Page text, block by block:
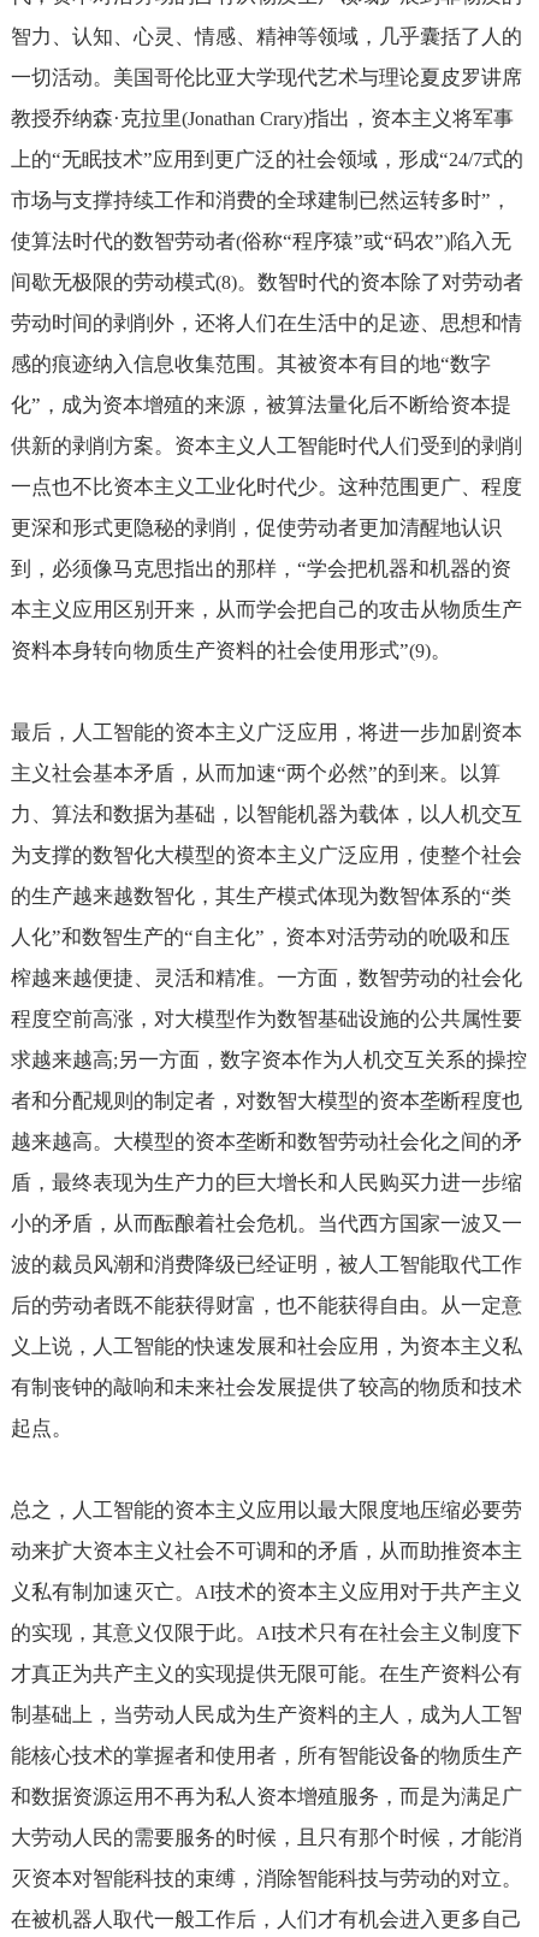
智力、认知、心灵、情感、精神等领域，几乎囊括了人的
一切活动。美国哥伦比亚大学现代艺术与理论夏皮罗讲席
教授乔纳森·克拉里(Jonathan Crary)指出，资本主义将军事
上的“无眠技术”应用到更广泛的社会领域，形成“24/7式的
市场与支撑持续工作和消费的全球建制已然运转多时”，
使算法时代的数智劳动者(俗称“程序猿”或“码农”)陷入无
间歇无极限的劳动模式(8)。数智时代的资本除了对劳动者
劳动时间的剥削外，还将人们在生活中的足迹、思想和情
感的痕迹纳入信息收集范围。其被资本有目的地“数字
化”，成为资本增殖的来源，被算法量化后不断给资本提
供新的剥削方案。资本主义人工智能时代人们受到的剥削
一点也不比资本主义工业化时代少。这种范围更广、程度
更深和形式更隐秘的剥削，促使劳动者更加清醒地认识
到，必须像马克思指出的那样，“学会把机器和机器的资
本主义应用区别开来，从而学会把自己的攻击从物质生产
资料本身转向物质生产资料的社会使用形式”(9)。
最后，人工智能的资本主义广泛应用，将进一步加剧资本
主义社会基本矛盾，从而加速“两个必然”的到来。以算
力、算法和数据为基础，以智能机器为载体，以人机交互
为支撑的数智化大模型的资本主义广泛应用，使整个社会
的生产越来越数智化，其生产模式体现为数智体系的“类
人化”和数智生产的“自主化”，资本对活劳动的吮吸和压
榨越来越便捷、灵活和精准。一方面，数智劳动的社会化
程度空前高涨，对大模型作为数智基础设施的公共属性要
求越来越高;另一方面，数字资本作为人机交互关系的操控
者和分配规则的制定者，对数智大模型的资本垄断程度也
越来越高。大模型的资本垄断和数智劳动社会化之间的矛
盾，最终表现为生产力的巨大增长和人民购买力进一步缩
小的矛盾，从而酝酿着社会危机。当代西方国家一波又一
波的裁员风潮和消费降级已经证明，被人工智能取代工作
后的劳动者既不能获得财富，也不能获得自由。从一定意
义上说，人工智能的快速发展和社会应用，为资本主义私
有制丧钟的敲响和未来社会发展提供了较高的物质和技术
起点。
总之，人工智能的资本主义应用以最大限度地压缩必要劳
动来扩大资本主义社会不可调和的矛盾，从而助推资本主
义私有制加速灭亡。
AI技术的资本主义应用对于共产主义
的实现，其意义仅限于此。
AI技术只有在社会主义制度下
才真正为共产主义的实现提供无限可能。在生产资料公有
制基础上，当劳动人民成为生产资料的主人，成为人工智
能核心技术的掌握者和使用者，所有智能设备的物质生产
和数据资源运用不再为私人资本增殖服务，而是为满足广
大劳动人民的需要服务的时候，且只有那个时候，才能消
灭资本对智能科技的束缚，消除智能科技与劳动的对立。
在被机器人取代一般工作后，人们才有机会进入更多自己